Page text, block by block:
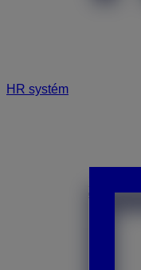
HR systém